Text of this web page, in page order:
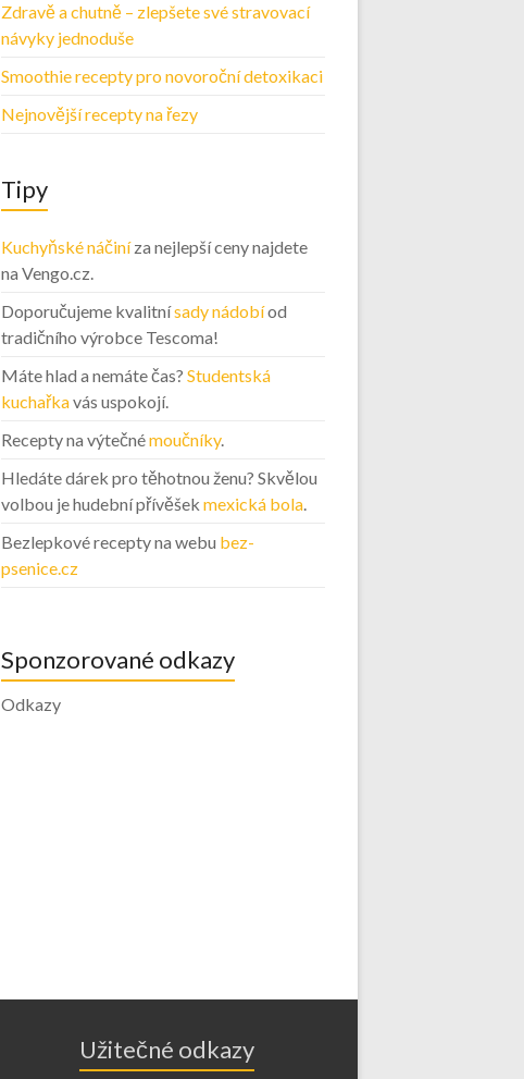
Zdravě a chutně – zlepšete své stravovací
návyky jednoduše
Smoothie recepty pro novoroční detoxikaci
Nejnovější recepty na řezy
Tipy
Kuchyňské náčiníza nejlepší ceny najdete
na Vengo.cz.
Doporučujeme kvalitnísady nádobíod
tradičního výrobce Tescoma!
Máte hlad a nemáte čas? Studentská
kuchařkavás uspokojí.
Recepty na výtečnémoučníky.
Hledáte dárek pro těhotnou ženu? Skvělou
volbou je hudební přívěšek mexická bola.
Bezlepkové recepty na webu bez-
psenice.cz
Sponzorované odkazy
Odkazy
Užitečné odkazy